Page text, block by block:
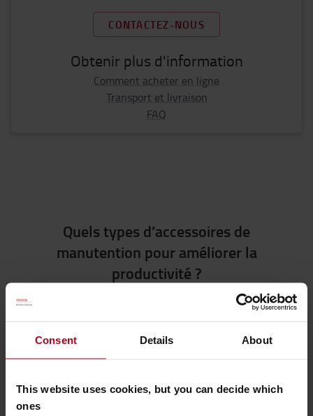
Consent Details About
This website uses cookies, but you can decide which
ones
CONTACTEZ-NOUS
Obtenir plus d'information
Comment acheter en ligne
Transport et livraison
FAQ
Quels types d’accessoires de
manutention pour améliorer la
productivité ?
Fourches et rallonges de fourches
indispensable pour soulever, déplacer, gerber des
charges légères à lourdes. En tant que n°1 mondial
point il est important pour les caristes d’avoir des